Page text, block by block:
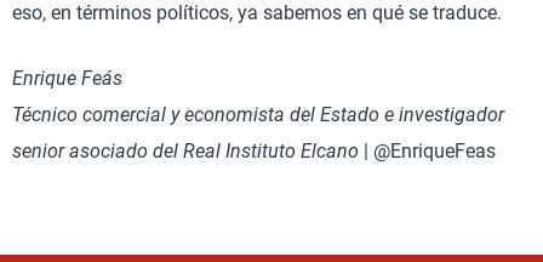
eso, en términos políticos, ya sabemos en qué se traduce.
Enrique Feás
Técnico comercial y economista del Estado e investigador
senior asociado del Real Instituto Elcano | @EnriqueFeas